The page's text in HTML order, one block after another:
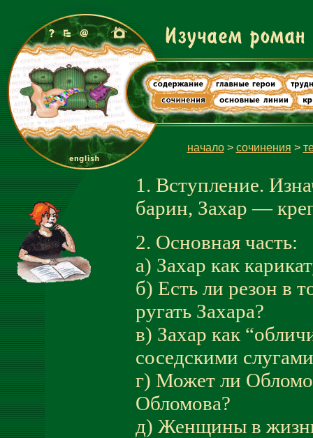
начало> сочинения >
1. Вступление.
барин, Захар —
2. Основная часть:
а) Захар как
б) Есть ли резон в
ругать Захара?
в) Захар как
соседскими
г) Может ли
Обломова?
д) Женщины в